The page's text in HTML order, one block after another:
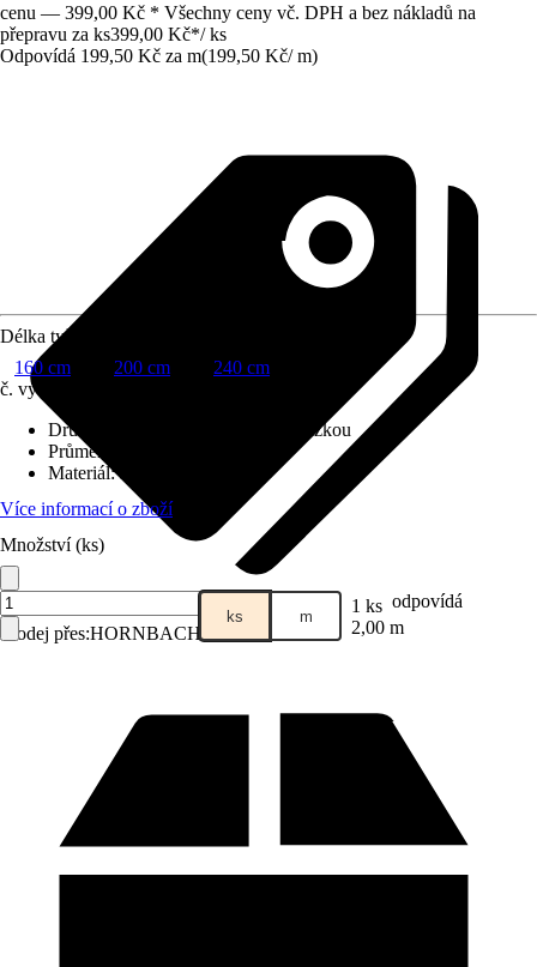
cenu — 399,00 Kč * Všechny ceny vč. DPH a bez nákladů na
přepravu za ks399,00 Kč*/ ks
Odpovídá 199,50 Kč za m(199,50 Kč/ m)
Prodej přes:HORNBACH
Délka tyče
160 cm
200 cm
240 cm
č. výrobku
Druh výrobku
Záclonová tyč s drážkou
Průměr tyče
Materiál:
Více informací o zboží
Množství (ks)
ks m 1 ks odpovídá
2,00 m